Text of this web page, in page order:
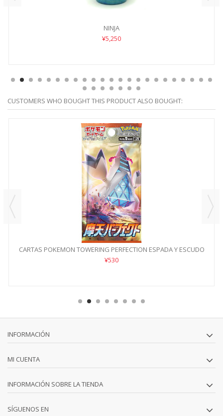
NINJA
¥5,250
CUSTOMERS WHO BOUGHT THIS PRODUCT ALSO BOUGHT:
CARTAS POKEMON TOWERING PERFECTION ESPADA Y ESCUDO
S7D
¥530
INFORMACIÓN
MI CUENTA
INFORMACIÓN SOBRE LA TIENDA
SÍGUENOS EN